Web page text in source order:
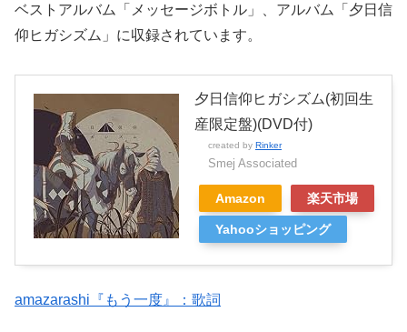
ベストアルバム「メッセージボトル」、アルバム「夕日信
仰ヒガシズム」に収録されています。
夕日信仰ヒガシズム(初回生
産限定盤)(DVD付)
created by Rinker
Smej Associated
Amazon 楽天市場
Yahooショッピング
amazarashi『もう一度』：歌詞